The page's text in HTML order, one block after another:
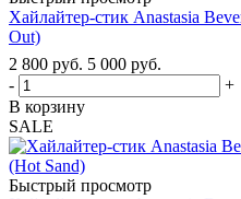
Хайлайтер-стик Anastasia
Out)
2 800 руб. 5 000 руб.
-
+
В корзину
SALE
Быстрый просмотр